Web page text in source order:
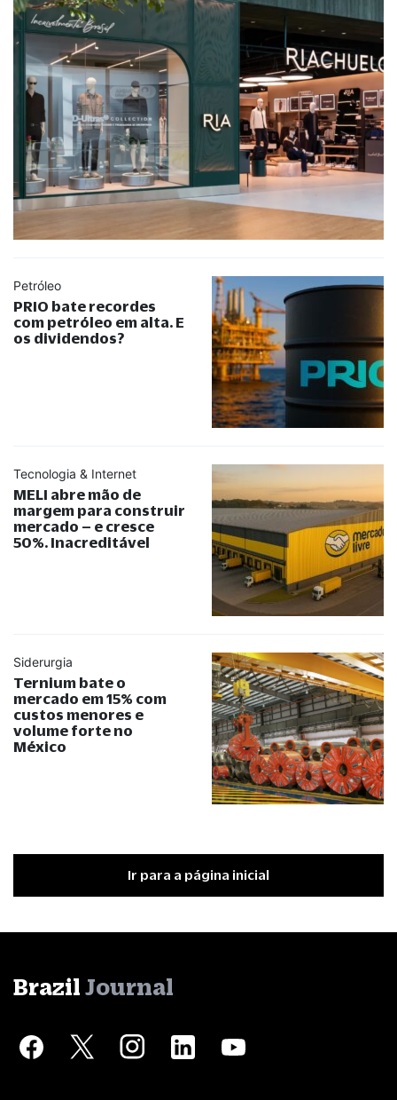
Petróleo
PRIO bate recordes
com petróleo em alta. E
os dividendos?
Tecnologia & Internet
MELI abre mão de
margem para construir
mercado – e cresce
50%. Inacreditável
Siderurgia
Ternium bate o
mercado em 15% com
custos menores e
volume forte no
México
Ir para a página inicial
Brazil Journal